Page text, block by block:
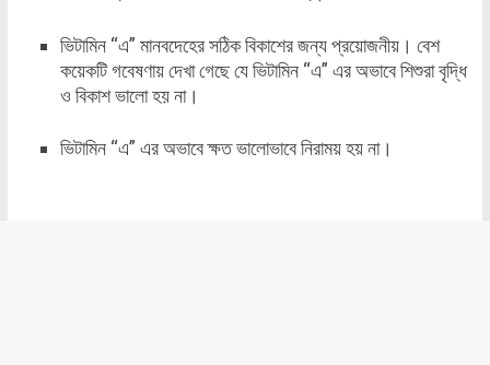
ভিটামিন “এ” মানবদেহের সঠিক বিকাশের জন্য প্রয়োজনীয়। বেশ
কয়েকটি গবেষণায় দেখা গেছে যে ভিটামিন “এ” এর অভাবে শিশুরা বৃদ্ধি
ও বিকাশ ভালো হয় না।
ভিটামিন “এ” এর অভাবে ক্ষত ভালোভাবে নিরাময় হয় না।